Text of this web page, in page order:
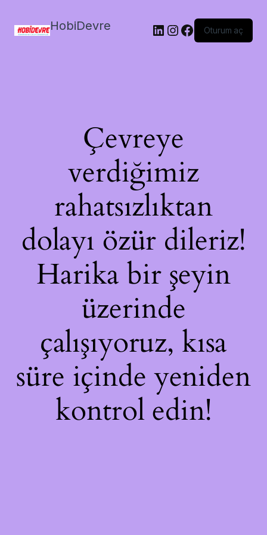
HobiDevre LinkedIn
Instagram
Facebook
Oturum aç
Çevreye
verdiğimiz
rahatsızlıktan
dolayı özür dileriz!
Harika bir şeyin
üzerinde
çalışıyoruz, kısa
süre içinde yeniden
kontrol edin!